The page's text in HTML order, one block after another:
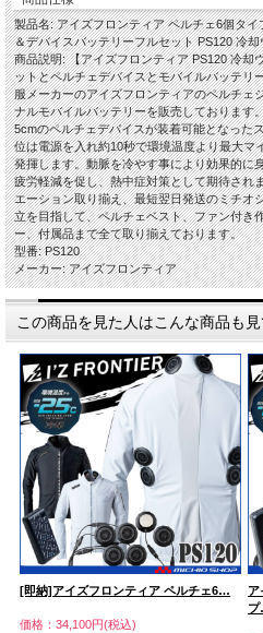
製品名: アイズフロンティア ペルチェ6個タ
＆デバイスバッテリーフルセット PS120 冷
商品説明: 【アイズフロンティア PS120 冷却
ットとペルチェデバイスとモバイルバッテリ
服メーカーのアイズフロンティアのペルチェ
ナルモバイルバッテリーを販売しております
5cmのペルチェデバイスが装着可能となった
位は電源を入れ約10秒で環境温度より最大
発揮します。動脈を冷やす事により効果的に
疲労軽減を促し、熱中症対策として期待され
エーション取り揃え、最短翌日発送のミチオ
立を目指して、ペルチェベスト、ファン付き
ー、付属品まで全て取り揃えております。
型番: PS120
メーカー: アイズフロンティア
この商品を見た人はこんな商品も
[即納]アイズフロンティア ペルチェ6…
価格：34,100円(税込)
ア